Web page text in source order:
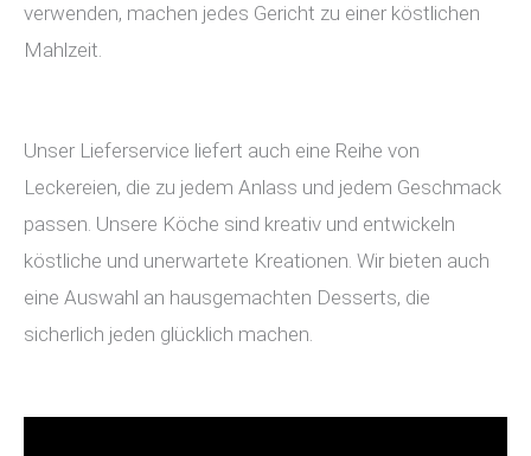
verwenden, machen jedes Gericht zu einer köstlichen
Mahlzeit.
Unser Lieferservice liefert auch eine Reihe von
Leckereien, die zu jedem Anlass und jedem Geschmack
passen. Unsere Köche sind kreativ und entwickeln
köstliche und unerwartete Kreationen. Wir bieten auch
eine Auswahl an hausgemachten Desserts, die
sicherlich jeden glücklich machen.